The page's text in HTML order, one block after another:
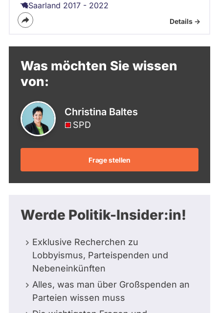
Saarland 2017 - 2022
Details ->
Was möchten Sie wissen
von:
Christina Baltes
SPD
Frage stellen
Werde Politik-Insider:in!
Exklusive Recherchen zu
Lobbyismus, Parteispenden und
Nebeneinkünften
Alles, was man über Großspenden an
Parteien wissen muss